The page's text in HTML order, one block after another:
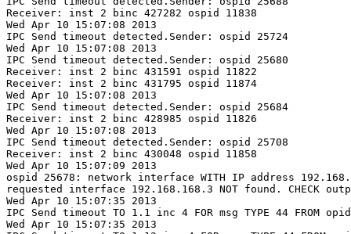
Receiver: inst 2 binc 427282 ospid 11838
Wed Apr 10 15:07:08 2013
IPC Send timeout detected.Sender: ospid 25724
Wed Apr 10 15:07:08 2013
IPC Send timeout detected.Sender: ospid 25680
Receiver: inst 2 binc 431591 ospid 11822
Receiver: inst 2 binc 431795 ospid 11874
Wed Apr 10 15:07:08 2013
IPC Send timeout detected.Sender: ospid 25684
Receiver: inst 2 binc 428985 ospid 11826
Wed Apr 10 15:07:08 2013
IPC Send timeout detected.Sender: ospid 25708
Receiver: inst 2 binc 430048 ospid 11858
Wed Apr 10 15:07:09 2013
ospid 25678: network interface WITH IP address
requested interface 192.168.168.3 NOT found. CHECK
Wed Apr 10 15:07:35 2013
IPC Send timeout TO 1.1 inc 4 FOR msg TYPE 44 FROM
Wed Apr 10 15:07:35 2013